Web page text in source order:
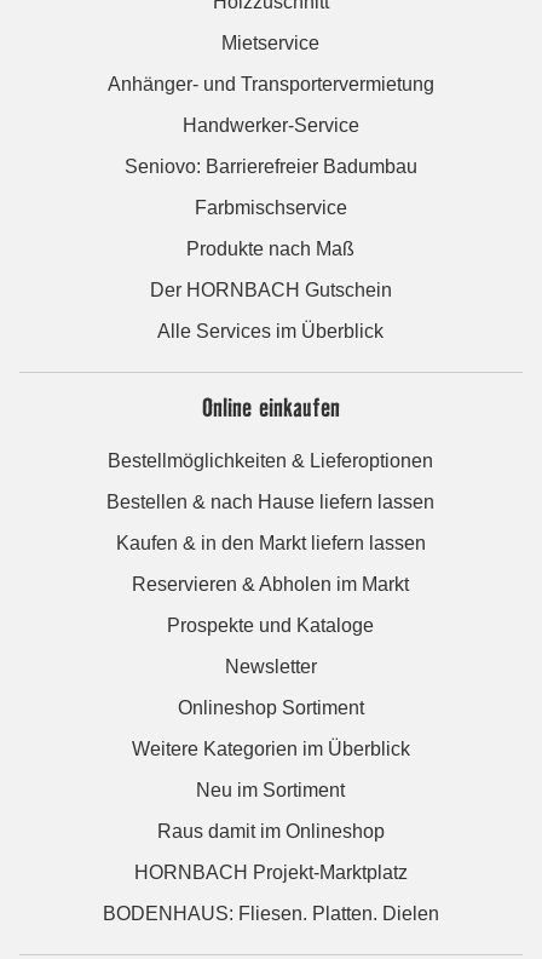
Mietservice
Anhänger- und Transportervermietung
Handwerker-Service
Seniovo: Barrierefreier Badumbau
Farbmischservice
Produkte nach Maß
Der HORNBACH Gutschein
Alle Services im Überblick
Online einkaufen
Bestellmöglichkeiten & Lieferoptionen
Bestellen & nach Hause liefern lassen
Kaufen & in den Markt liefern lassen
Reservieren & Abholen im Markt
Prospekte und Kataloge
Newsletter
Onlineshop Sortiment
Weitere Kategorien im Überblick
Neu im Sortiment
Raus damit im Onlineshop
HORNBACH Projekt-Marktplatz
BODENHAUS: Fliesen. Platten. Dielen